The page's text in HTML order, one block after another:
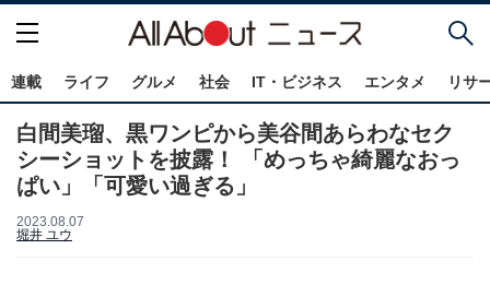
連載 ライフ グルメ 社会 IT・ビジネス エンタメ リサ
白間美瑠、黒ワンピから美谷間あらわなセク
シーショットを披露！ 「めっちゃ綺麗なおっ
ぱい」「可愛い過ぎる」
2023.08.07
堀井 ユウ